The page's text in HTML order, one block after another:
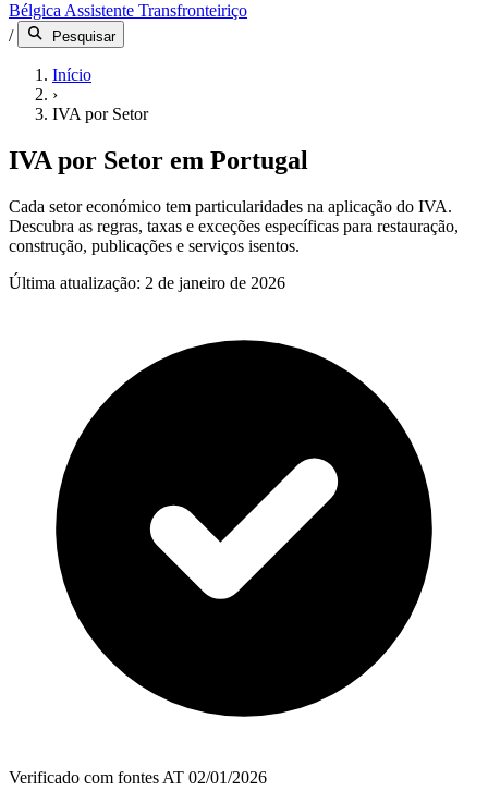
Bélgica Assistente Transfronteiriço
/
Pesquisar
Início
›
IVA por Setor
IVA por Setor em Portugal
Cada setor económico tem particularidades na aplicação do IVA.
Descubra as regras, taxas e exceções específicas para restauração,
construção, publicações e serviços isentos.
Última atualização: 2 de janeiro de 2026
Verificado com fontes AT 02/01/2026